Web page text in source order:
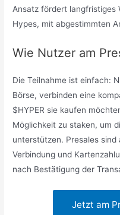
Ansatz fördert langfristiges
Hypes, mit abgestimmten
Wie Nutzer am
Die Teilnahme ist einfach:
Börse, verbinden eine
$HYPER sie kaufen
Möglichkeit zu staken, um
unterstützen. Presales
Verbindung und
nach Bestätigung der
Jetzt am